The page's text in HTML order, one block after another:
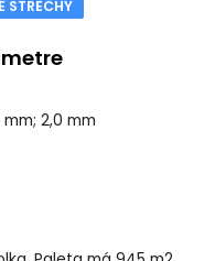
STRECHY
mm; 2,0 mm